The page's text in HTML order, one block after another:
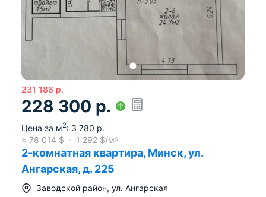
231 186 р.
228 300 р.
Цена за м2: 3 780 р.
≈ 78 014 $ 1 292 $/м2
2-комнатная квартира, Минск, ул.
Ангарская, д. 225
Заводской район, ул. Ангарская